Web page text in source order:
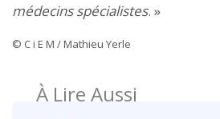
médecins spécialistes. »
© C i E M / Mathieu Yerle
À Lire Aussi